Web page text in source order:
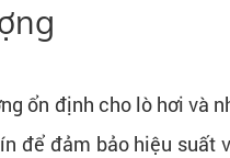
ổn định cho lò hơi và
để đảm bảo hiệu suất